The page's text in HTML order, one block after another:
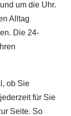
um die Uhr.
Alltag
Die 24-
ob Sie
für Sie
Seite. So